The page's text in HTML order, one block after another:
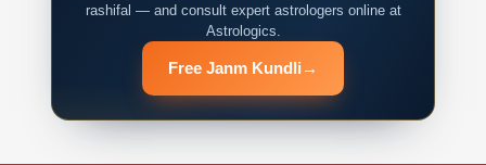
rashifal — and consult expert astrologers online at
Astrologics.
Free Janm Kundli →